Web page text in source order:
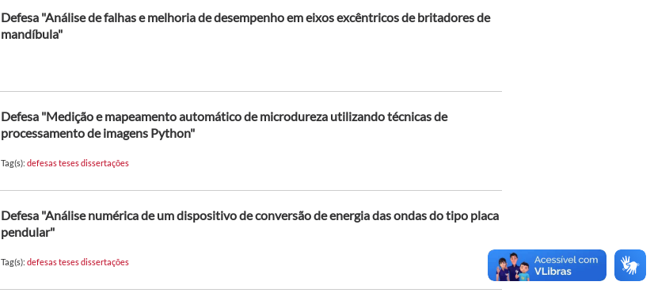
Defesa "Análise de falhas e melhoria de desempenho em eixos excêntricos de britadores de
mandíbula"
Defesa "Medição e mapeamento automático de microdureza utilizando técnicas de
processamento de imagens Python"
Tag(s): defesas teses dissertações
Defesa "Análise numérica de um dispositivo de conversão de energia das ondas do tipo placa
pendular"
Tag(s): defesas teses dissertações